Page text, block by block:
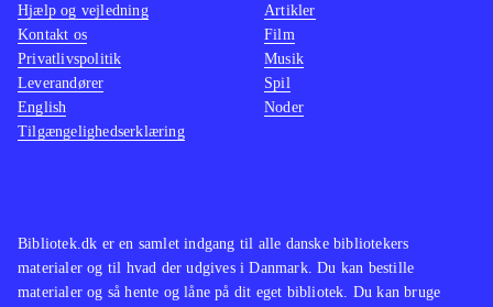
spilles både med den almindelige
controller og med Playstation move
Spillet minder i både gameplay og
genre om Time crisis - razing storm,
der dog trods en tynd historie og
ikke får i Heavy fire - Afghanistan .
Måske kan spillet fungere som
Bibliotek.dk er en samlet indgang til alle danske bibliotekers
materialer og til hvad der udgives i Danmark. Du kan bestille
materialer og så hente og låne på dit eget bibliotek. Du kan bruge
Hjælp og vejledning
Kontakt os
Privatlivspolitik
Leverandører
English
Tilgængelighedserklæring
Artikler
Film
Musik
Spil
Noder